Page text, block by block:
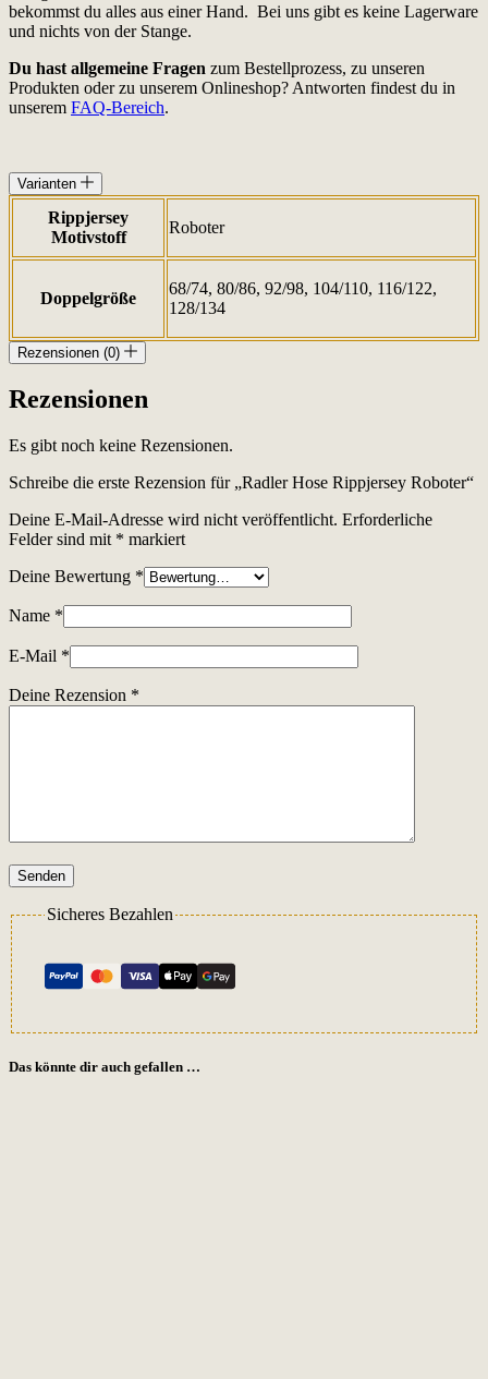
bekommst du alles aus einer Hand. Bei uns gibt es keine Lagerware
und nichts von der Stange.
Du hast allgemeine Fragen zum Bestellprozess, zu unseren
Produkten oder zu unserem Onlineshop? Antworten findest du in
unserem FAQ-Bereich.
Varianten
Rippjersey
Motivstoff
Roboter
Doppelgröße
68/74, 80/86, 92/98, 104/110, 116/122,
128/134
Rezensionen (0)
Rezensionen
Es gibt noch keine Rezensionen.
Schreibe die erste Rezension für „Radler Hose Rippjersey Roboter“
Deine E-Mail-Adresse wird nicht veröffentlicht. Erforderliche
Felder sind mit * markiert
Deine Bewertung *
Name *
E-Mail *
Deine Rezension *
Senden
Sicheres Bezahlen
Das könnte dir auch gefallen …